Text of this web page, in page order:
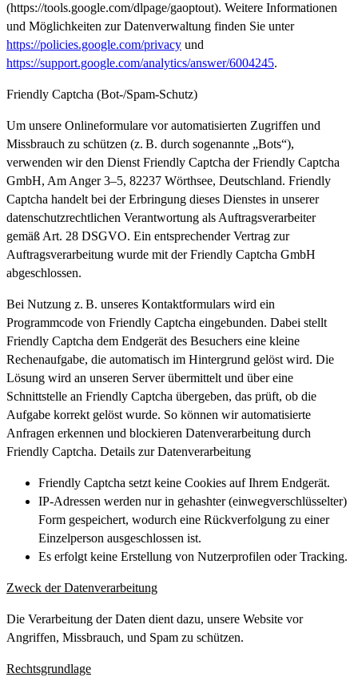
(https://tools.google.com/dlpage/gaoptout). Weitere Informationen
und Möglichkeiten zur Datenverwaltung finden Sie unter
https://policies.google.com/privacy und
https://support.google.com/analytics/answer/6004245.
Friendly Captcha (Bot-/Spam-Schutz)
Um unsere Onlineformulare vor automatisierten Zugriffen und
Missbrauch zu schützen (z. B. durch sogenannte „Bots“),
verwenden wir den Dienst Friendly Captcha der Friendly Captcha
GmbH, Am Anger 3–5, 82237 Wörthsee, Deutschland. Friendly
Captcha handelt bei der Erbringung dieses Dienstes in unserer
datenschutzrechtlichen Verantwortung als Auftragsverarbeiter
gemäß Art. 28 DSGVO. Ein entsprechender Vertrag zur
Auftragsverarbeitung wurde mit der Friendly Captcha GmbH
abgeschlossen.
Bei Nutzung z. B. unseres Kontaktformulars wird ein
Programmcode von Friendly Captcha eingebunden. Dabei stellt
Friendly Captcha dem Endgerät des Besuchers eine kleine
Rechenaufgabe, die automatisch im Hintergrund gelöst wird. Die
Lösung wird an unseren Server übermittelt und über eine
Schnittstelle an Friendly Captcha übergeben, das prüft, ob die
Aufgabe korrekt gelöst wurde. So können wir automatisierte
Anfragen erkennen und blockieren Datenverarbeitung durch
Friendly Captcha. Details zur Datenverarbeitung
Friendly Captcha setzt keine Cookies auf Ihrem Endgerät.
IP-Adressen werden nur in gehashter (einwegverschlüsselter)
Form gespeichert, wodurch eine Rückverfolgung zu einer
Einzelperson ausgeschlossen ist.
Es erfolgt keine Erstellung von Nutzerprofilen oder Tracking.
Zweck der Datenverarbeitung
Die Verarbeitung der Daten dient dazu, unsere Website vor
Angriffen, Missbrauch, und Spam zu schützen.
Rechtsgrundlage